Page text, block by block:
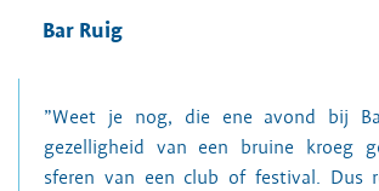
Bar Ruig
”Weet je nog, die ene avond bij
gezelligheid van een bruine kroeg
sferen van een club of festival. Dus